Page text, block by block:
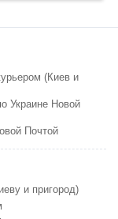
(Киев и
Украине Новой
Почтой
и пригород)